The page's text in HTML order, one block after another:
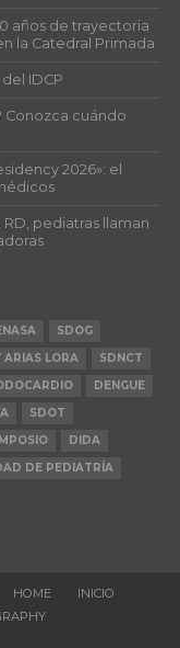
años de trayectoria
la Catedral Primada
IDCP
Conozca cuándo
2026»: el
pediatras llaman
SDOG
ARIAS LORA
SDNCT
DENGUE
SDOT
DIDA
DE PEDIATRÍA
HOME
INICIO